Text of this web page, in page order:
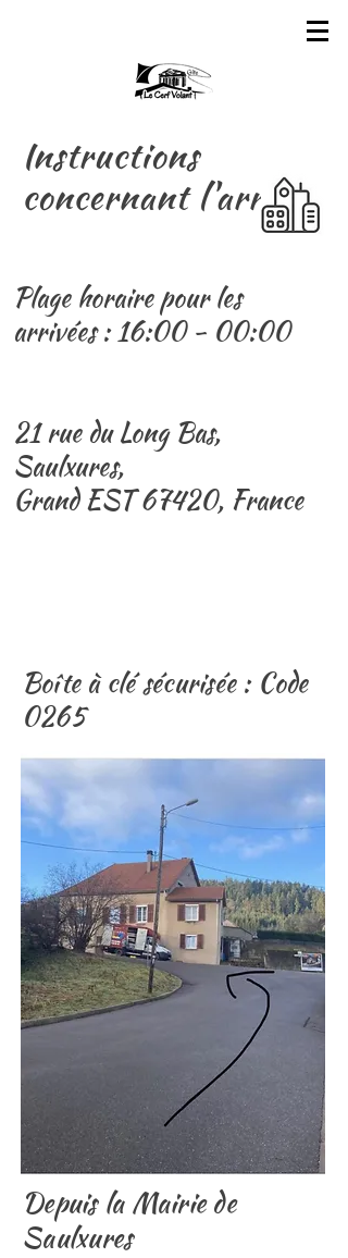
Instructions
concernant l'arrivée
Plage horaire pour les
arrivées : 16:00 - 00:00
21 rue du Long Bas,
Saulxures,
Grand EST 67420, France
Boîte à clé sécurisée : Code
0265
Depuis la Mairie de
Saulxures